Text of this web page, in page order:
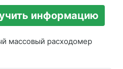
информацию